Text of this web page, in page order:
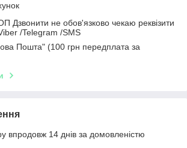
Дзвонити не обов'язково чекаю реквізити
/Telegram /SMS
Пошта" (100 грн передплата за
впродовж 14 днів за домовленістю